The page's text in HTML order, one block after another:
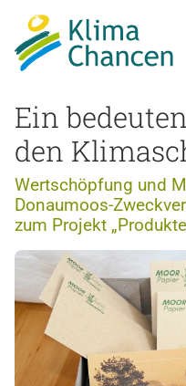
Ein
den
Wertschöpfung und
Donaumoos-
zum Projekt